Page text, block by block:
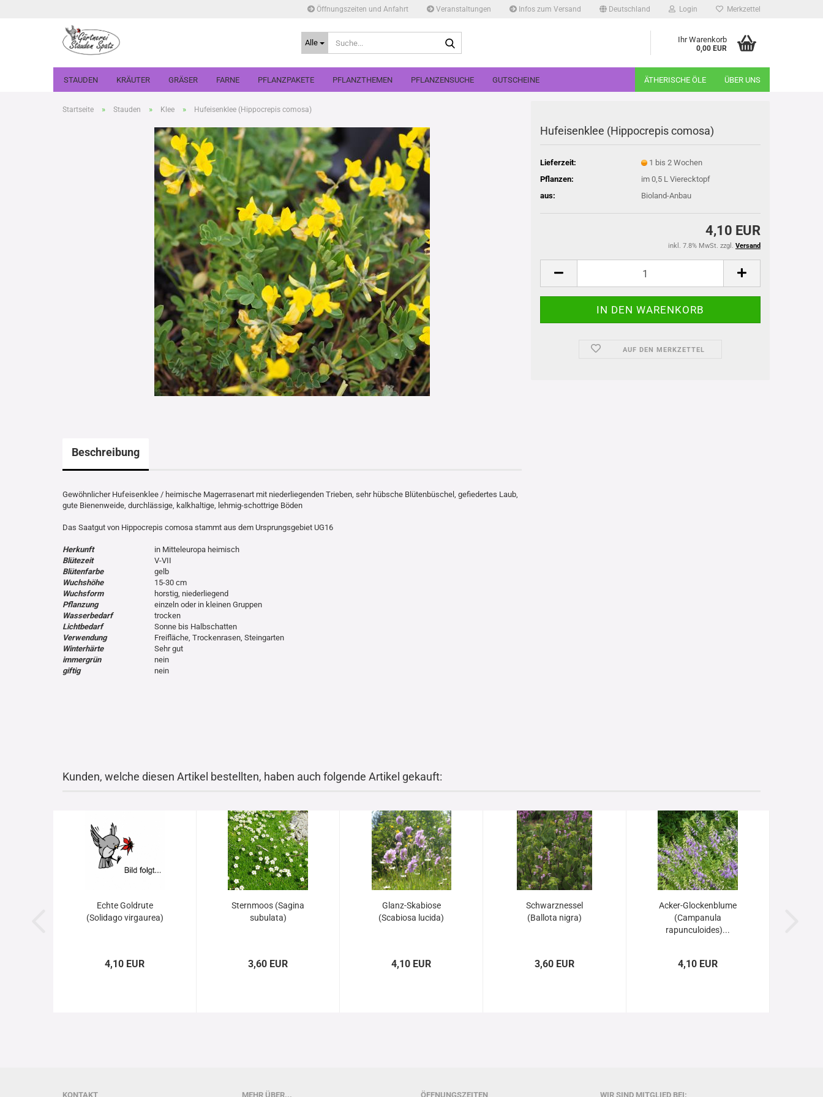
Öffnungszeiten und Anfahrt Veranstaltungen Infos zum Versand Deutschland Login Merkzettel
Alle Ihr Warenkorb
0,00 EUR
STAUDEN KRÄUTER GRÄSER FARNE PFLANZPAKETE PFLANZTHEMEN PFLANZENSUCHE GUTSCHEINE ÄTHERISCHE ÖLE ÜBER UNS
Startseite » Stauden » Klee » Hufeisenklee (Hippocrepis comosa)
Hufeisenklee (Hippocrepis comosa)
Lieferzeit:
1 bis 2 Wochen
Pflanzen:
im 0,5 L Vierecktopf
aus:
Bioland-Anbau
4,10 EUR
inkl. 7.8% MwSt. zzgl. Versand
AUF DEN MERKZETTEL
Beschreibung
Gewöhnlicher Hufeisenklee / heimische Magerrasenart mit niederliegenden Trieben, sehr hübsche Blütenbüschel, gefiedertes Laub,
gute Bienenweide, durchlässige, kalkhaltige, lehmig-schottrige Böden
Das Saatgut von Hippocrepis comosa stammt aus dem Ursprungsgebiet UG16
Herkunft
in Mitteleuropa heimisch
Blütezeit
V-VII
Blütenfarbe
gelb
Wuchshöhe
15-30 cm
Wuchsform
horstig, niederliegend
Pflanzung
einzeln oder in kleinen Gruppen
Wasserbedarf
trocken
Lichtbedarf
Sonne bis Halbschatten
Verwendung
Freifläche, Trockenrasen, Steingarten
Winterhärte
Sehr gut
immergrün
nein
giftig
nein
Kunden, welche diesen Artikel bestellten, haben auch folgende Artikel gekauft:
Echte Goldrute
(Solidago virgaurea)
4,10 EUR
Sternmoos (Sagina
subulata)
3,60 EUR
Glanz-Skabiose
(Scabiosa lucida)
4,10 EUR
Schwarznessel
(Ballota nigra)
3,60 EUR
Acker-Glockenblume
(Campanula
rapunculoides)...
4,10 EUR
MEHR ÜBER... ÖFFNUNGSZEITEN WIR SIND MITGLIED BEI:
KONTAKT